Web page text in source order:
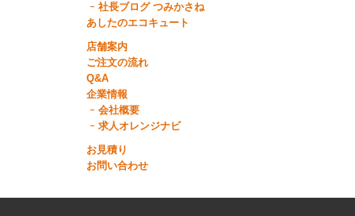
社長ブログ つみかさね
あしたのエコキュート
店舗案内
ご注文の流れ
Q&A
企業情報
会社概要
求人オレンジナビ
お見積り
お問い合わせ